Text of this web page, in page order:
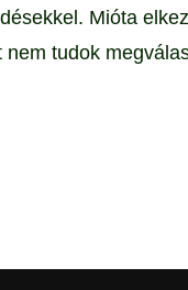
Mióta
tudok